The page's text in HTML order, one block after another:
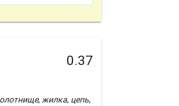
0.37
,жилка, цепь,